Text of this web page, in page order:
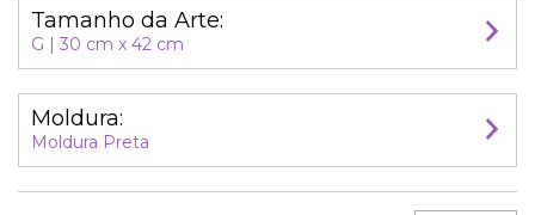
Tamanho da Arte:
G | 30 cm x 42 cm
Moldura:
Moldura Preta